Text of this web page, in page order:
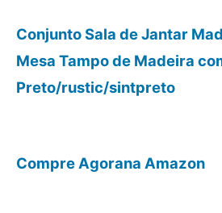
Conjunto Sala de Jantar
Mesa Tampo de Madeira
Preto/rustic/sintpreto
Compre Agorana Amazon